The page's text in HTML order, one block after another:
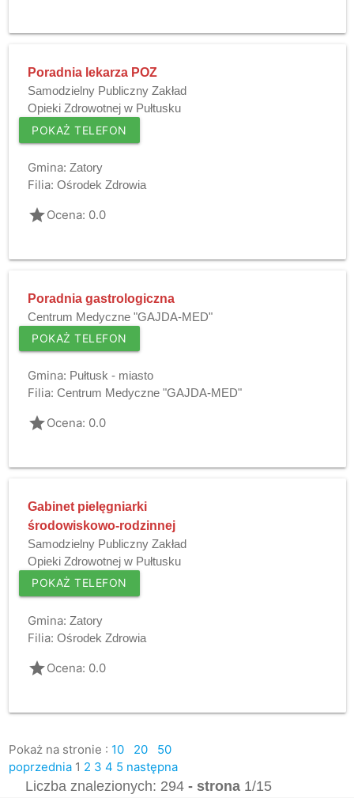
Poradnia lekarza POZ
Samodzielny Publiczny Zakład
Opieki Zdrowotnej w Pułtusku
POKAŻ TELEFON
Gmina: Zatory
Filia: Ośrodek Zdrowia
gradeOcena: 0.0
Poradnia gastrologiczna
Centrum Medyczne "GAJDA-MED"
POKAŻ TELEFON
Gmina: Pułtusk - miasto
Filia: Centrum Medyczne "GAJDA-MED"
gradeOcena: 0.0
Gabinet pielęgniarki
środowiskowo-rodzinnej
Samodzielny Publiczny Zakład
Opieki Zdrowotnej w Pułtusku
POKAŻ TELEFON
Gmina: Zatory
Filia: Ośrodek Zdrowia
gradeOcena: 0.0
Pokaż na stronie : 10 20
50
poprzednia 1 2 3 4 5 następna
Liczba znalezionych: 294- strona 1/15